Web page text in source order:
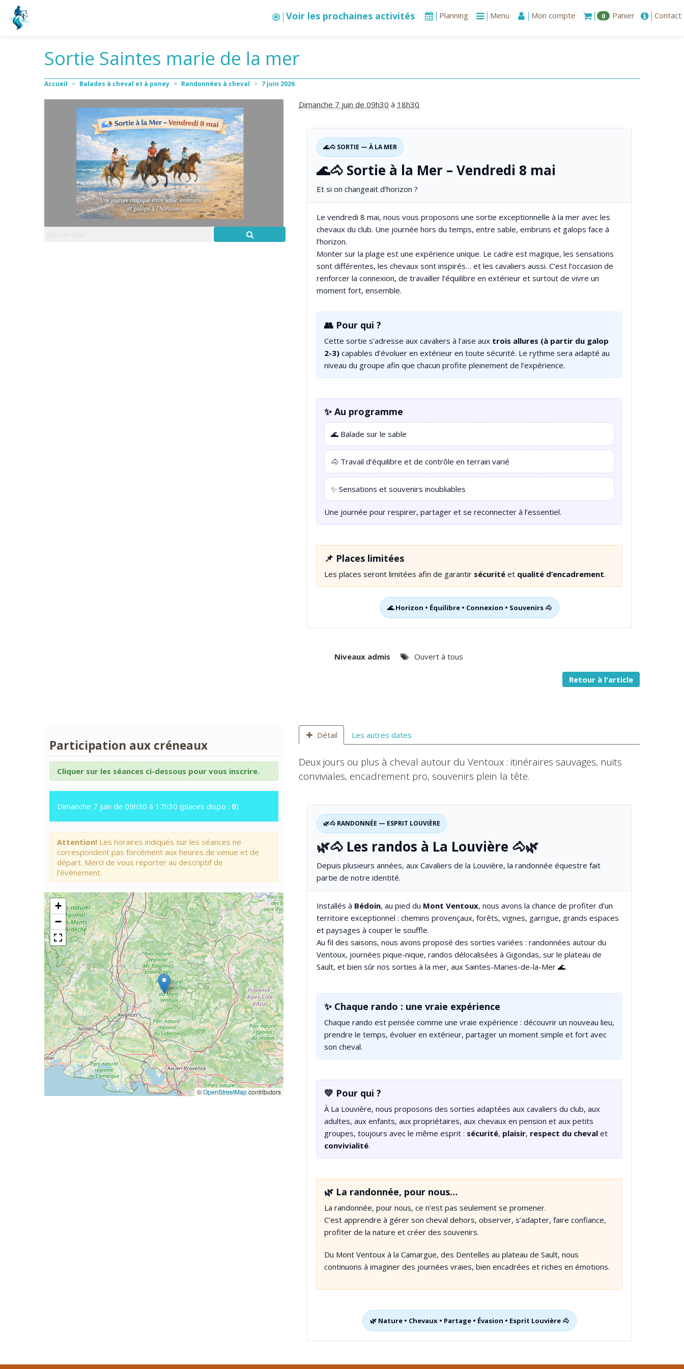
Voir les prochaines activités Planning Menu Mon compte 0 Panier Contact
Sortie Saintes marie de la mer
Accueil > Balades à cheval et à poney > Randonnées à cheval > 7 juin 2026
Dimanche 7 juin de 09h30 à 18h30
🌊🐴 SORTIE — À LA MER
🌊🐴 Sortie à la Mer – Vendredi 8 mai
Et si on changeait d’horizon ?
Le vendredi 8 mai, nous vous proposons une sortie exceptionnelle à la mer avec les
chevaux du club. Une journée hors du temps, entre sable, embruns et galops face à
l’horizon.
Monter sur la plage est une expérience unique. Le cadre est magique, les sensations
sont différentes, les chevaux sont inspirés… et les cavaliers aussi. C’est l’occasion de
renforcer la connexion, de travailler l’équilibre en extérieur et surtout de vivre un
moment fort, ensemble.
👥 Pour qui ?
Cette sortie s’adresse aux cavaliers à l’aise aux trois allures (à partir du galop
2-3) capables d’évoluer en extérieur en toute sécurité. Le rythme sera adapté au
niveau du groupe afin que chacun profite pleinement de l’expérience.
✨ Au programme
🌊 Balade sur le sable
🐴 Travail d’équilibre et de contrôle en terrain varié
✨ Sensations et souvenirs inoubliables
Une journée pour respirer, partager et se reconnecter à l’essentiel.
📌 Places limitées
Les places seront limitées afin de garantir sécurité et qualité d’encadrement.
🌊 Horizon • Équilibre • Connexion • Souvenirs 🐴
Niveaux admis Ouvert à tous
Retour à l'article
Détail Les autres dates
Deux jours ou plus à cheval autour du Ventoux : itinéraires sauvages, nuits
conviviales, encadrement pro, souvenirs plein la tête.
🌿🐴 RANDONNÉE — ESPRIT LOUVIÈRE
🌿🐴 Les randos à La Louvière 🐴🌿
Depuis plusieurs années, aux Cavaliers de la Louvière, la randonnée équestre fait
partie de notre identité.
Installés à Bédoin, au pied du Mont Ventoux, nous avons la chance de profiter d’un
territoire exceptionnel : chemins provençaux, forêts, vignes, garrigue, grands espaces
et paysages à couper le souffle.
Au fil des saisons, nous avons proposé des sorties variées : randonnées autour du
Ventoux, journées pique-nique, randos délocalisées à Gigondas, sur le plateau de
Sault, et bien sûr nos sorties à la mer, aux Saintes-Maries-de-la-Mer 🌊
✨ Chaque rando : une vraie expérience
Chaque rando est pensée comme une vraie expérience : découvrir un nouveau lieu,
prendre le temps, évoluer en extérieur, partager un moment simple et fort avec
son cheval.
💛 Pour qui ?
À La Louvière, nous proposons des sorties adaptées aux cavaliers du club, aux
adultes, aux enfants, aux propriétaires, aux chevaux en pension et aux petits
groupes, toujours avec le même esprit : sécurité, plaisir, respect du cheval et
convivialité.
🌿 La randonnée, pour nous…
La randonnée, pour nous, ce n’est pas seulement se promener.
C’est apprendre à gérer son cheval dehors, observer, s’adapter, faire confiance,
profiter de la nature et créer des souvenirs.
Du Mont Ventoux à la Camargue, des Dentelles au plateau de Sault, nous
continuons à imaginer des journées vraies, bien encadrées et riches en émotions.
🌿 Nature • Chevaux • Partage • Évasion • Esprit Louvière 🐴
Participation aux créneaux
Cliquer sur les séances ci-dessous pour vous inscrire.
Dimanche 7 juin de 09h30 à 17h30 (places dispo : 0)
Attention! Les horaires indiqués sur les séances ne
correspondent pas forcément aux heures de venue et de
départ. Merci de vous reporter au descriptif de
l'évènement.
+
−
©OpenStreetMapcontributors